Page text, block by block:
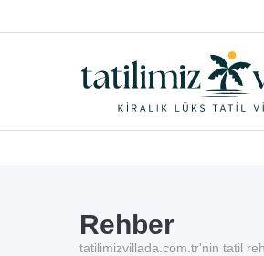
Rehber
tatilimizvillada.com.tr'nin tatil